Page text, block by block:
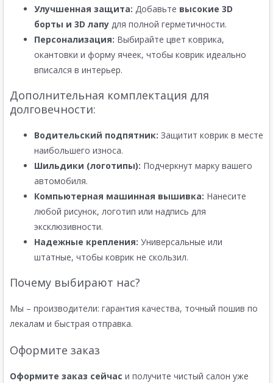
Улучшенная защита: Добавьте высокие 3D
борты и 3D лапу для полной герметичности.
Персонализация: Выбирайте цвет коврика,
окантовки и форму ячеек, чтобы коврик идеально
вписался в интерьер.
Дополнительная комплектация для
долговечности:
Водительский подпятник: Защитит коврик в месте
наибольшего износа.
Шильдики (логотипы): Подчеркнут марку вашего
автомобиля.
Компьютерная машинная вышивка: Нанесите
любой рисунок, логотип или надпись для
эксклюзивности.
Надежные крепления: Универсальные или
штатные, чтобы коврик не скользил.
Почему выбирают нас?
Мы – производители: гарантия качества, точный пошив по
лекалам и быстрая отправка.
Оформите заказ
Оформите заказ сейчас и получите чистый салон уже